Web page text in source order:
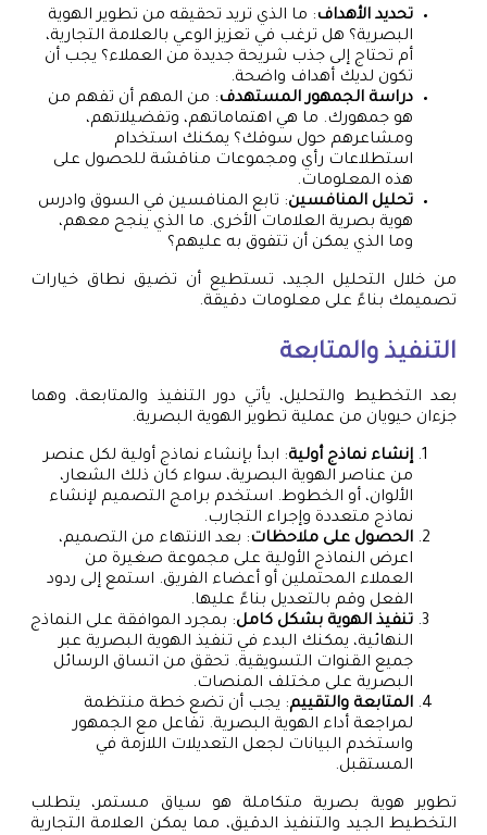
تحديد الأهداف: ما الذي تريد تحقيقه من تطوير الهوية
البصرية؟ هل ترغب في تعزيز الوعي بالعلامة التجارية،
أم تحتاج إلى جذب شريحة جديدة من العملاء؟ يجب أن
تكون لديك أهداف واضحة.
دراسة الجمهور المستهدف: من المهم أن تفهم من
هو جمهورك. ما هي اهتماماتهم، وتفضيلاتهم،
ومشاعرهم حول سوقك؟ يمكنك استخدام
استطلاعات رأي ومجموعات مناقشة للحصول على
هذه المعلومات.
تحليل المنافسين: تابع المنافسين في السوق وادرس
هوية بصرية العلامات الأخرى. ما الذي ينجح معهم،
وما الذي يمكن أن تتفوق به عليهم؟
من خلال التحليل الجيد، تستطيع أن تضيق نطاق خيارات
تصميمك بناءً على معلومات دقيقة.
التنفيذ والمتابعة
بعد التخطيط والتحليل، يأتي دور التنفيذ والمتابعة، وهما
جزءان حيويان من عملية تطوير الهوية البصرية.
إنشاء نماذج أولية: ابدأ بإنشاء نماذج أولية لكل عنصر
من عناصر الهوية البصرية، سواء كان ذلك الشعار،
الألوان، أو الخطوط. استخدم برامج التصميم لإنشاء
نماذج متعددة وإجراء التجارب.
الحصول على ملاحظات: بعد الانتهاء من التصميم،
اعرض النماذج الأولية على مجموعة صغيرة من
العملاء المحتملين أو أعضاء الفريق. استمع إلى ردود
الفعل وقم بالتعديل بناءً عليها.
تنفيذ الهوية بشكل كامل: بمجرد الموافقة على النماذج
النهائية، يمكنك البدء في تنفيذ الهوية البصرية عبر
جميع القنوات التسويقية. تحقق من اتساق الرسائل
البصرية على مختلف المنصات.
المتابعة والتقييم: يجب أن تضع خطة منتظمة
لمراجعة أداء الهوية البصرية. تفاعل مع الجمهور
واستخدم البيانات لجعل التعديلات اللازمة في
المستقبل.
تطوير هوية بصرية متكاملة هو سياق مستمر، يتطلب
التخطيط الجيد والتنفيذ الدقيق، مما يمكن العلامة التجارية